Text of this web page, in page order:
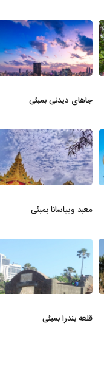
جاهای دیدنی بمبئی
معبد ویپاسانا بمبئی
قلعه بندرا بمبئی